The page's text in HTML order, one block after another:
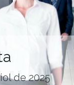
de 2025